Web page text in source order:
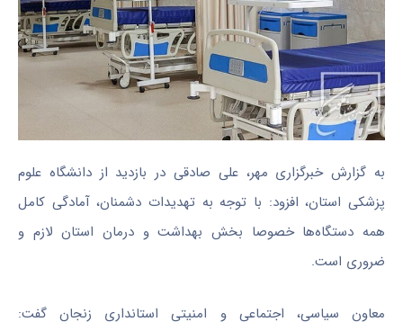
به گزارش خبرگزاری مهر، علی صادقی در بازدید از دانشگاه علوم
پزشکی استان، افزود: با توجه به تهدیدات دشمنان، آمادگی کامل
همه دستگاه‌ها خصوصا بخش بهداشت و درمان استان لازم و
ضروری است.
معاون‌ سیاسی، اجتماعی و امنیتی استانداری زنجان گفت: